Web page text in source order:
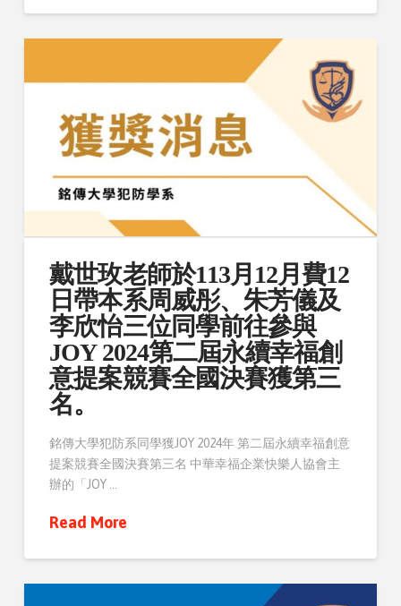
戴世玫老師於113月12月費12
日帶本系周威彤、朱芳儀及
李欣怡三位同學前往參與
JOY 2024第二屆永續幸福創
意提案競賽全國決賽獲第三
名。
銘傳大學犯防系同學獲JOY 2024年 第二屆永續幸福創意
提案競賽全國決賽第三名 中華幸福企業快樂人協會主
辦的「JOY …
Read More